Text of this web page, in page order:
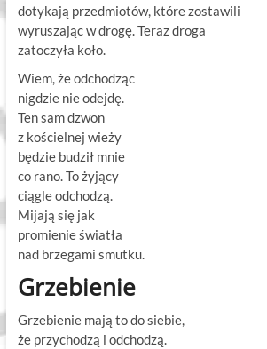
dotykają przedmiotów, które zostawili
wyruszając w drogę. Teraz droga
zatoczyła koło.
Wiem, że odchodząc
nigdzie nie odejdę.
Ten sam dzwon
z kościelnej wieży
będzie budził mnie
co rano. To żyjący
ciągle odchodzą.
Mijają się jak
promienie światła
nad brzegami smutku.
Grzebienie
Grzebienie mają to do siebie,
że przychodzą i odchodzą.